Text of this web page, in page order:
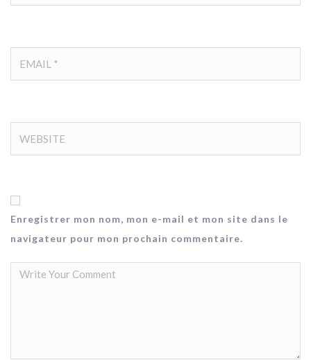
Enregistrer mon nom, mon e-mail et mon site dans le
navigateur pour mon prochain commentaire.